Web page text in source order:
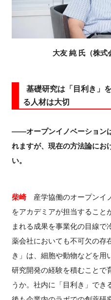
大友 純 氏（株式
基礎研究は「目利き」
る人材は大切
――オープンイノベーション
れますが、現在の方法論にお
い。
柴崎産学協働のオープンイ
をアカデミアが担当すること
まれる成果を事業化の目線で
薬会社においても不可欠の存
き」は、細胞や動物などを用
研究開発の経験を積むことで
うか。社内に「目利き」でき